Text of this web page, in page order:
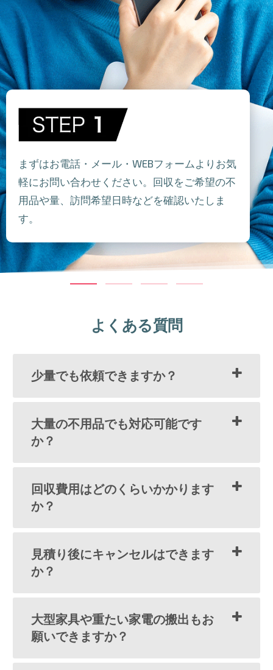
まずはお電話・メール・WEBフォームよりお気
軽にお問い合わせください。回収をご希望の不
用品や量、訪問希望日時などを確認いたしま
す。
よくある質問
少量でも依頼できますか？
大量の不用品でも対応可能です
か？
回収費用はどのくらいかかります
か？
見積り後にキャンセルはできます
か？
大型家具や重たい家電の搬出もお
願いできますか？